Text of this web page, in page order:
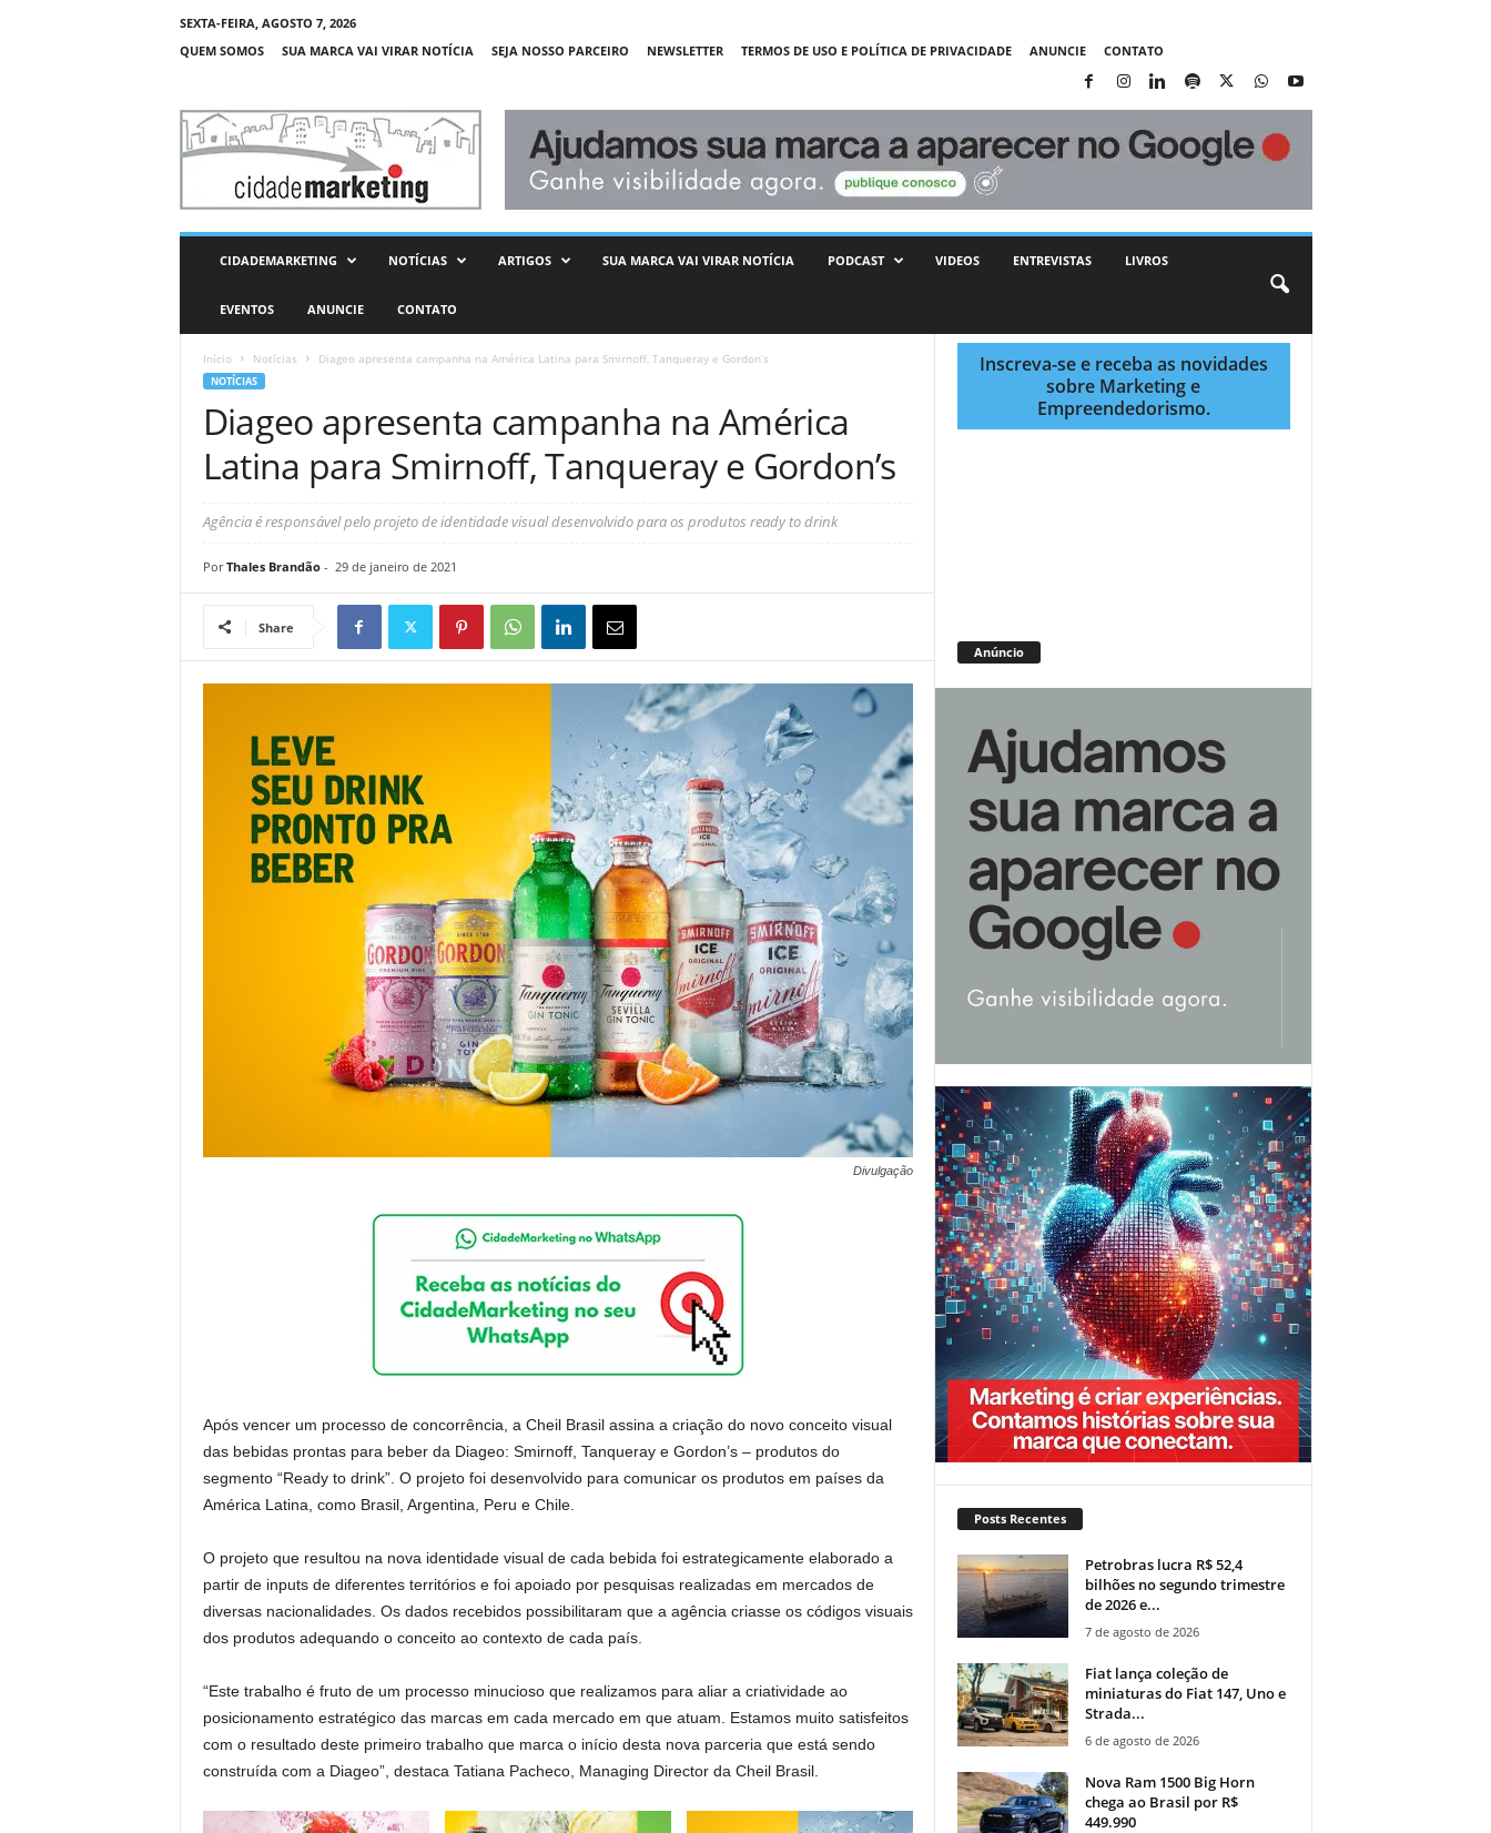
SEXTA-FEIRA, AGOSTO 7, 2026
QUEM SOMOS
SUA MARCA VAI VIRAR NOTÍCIA SEJA NOSSO PARCEIRO NEWSLETTER TERMOS DE USO E POLÍTICA DE PRIVACIDADE ANUNCIE CONTATO
C
d
CIDADEMARKETING NOTÍCIAS ARTIGOS SUA MARCA VAI VIRAR NOTÍCIA PODCAST VIDEOS ENTREVISTAS LIVROS
EVENTOS ANUNCIE CONTATO
Início Notícias Diageo apresenta campanha na América Latina para Smirnoff, Tanqueray e Gordon’s
NOTÍCIAS
Diageo apresenta campanha na América
Latina para Smirnoff, Tanqueray e Gordon’s
Agência é responsável pelo projeto de identidade visual desenvolvido para os produtos ready to drink
Por Thales Brandão- 29 de janeiro de 2021
Share
Divulgação
Após vencer um processo de concorrência, a Cheil Brasil assina a criação do novo conceito visual
das bebidas prontas para beber da Diageo: Smirnoff, Tanqueray e Gordon’s – produtos do
segmento “Ready to drink”. O projeto foi desenvolvido para comunicar os produtos em países da
América Latina, como Brasil, Argentina, Peru e Chile.
O projeto que resultou na nova identidade visual de cada bebida foi estrategicamente elaborado a
partir de inputs de diferentes territórios e foi apoiado por pesquisas realizadas em mercados de
diversas nacionalidades. Os dados recebidos possibilitaram que a agência criasse os códigos visuais
dos produtos adequando o conceito ao contexto de cada país.
“Este trabalho é fruto de um processo minucioso que realizamos para aliar a criatividade ao
posicionamento estratégico das marcas em cada mercado em que atuam. Estamos muito satisfeitos
com o resultado deste primeiro trabalho que marca o início desta nova parceria que está sendo
construída com a Diageo”, destaca Tatiana Pacheco, Managing Director da Cheil Brasil.
Inscreva-se e receba as novidades
sobre Marketing e
Empreendedorismo.
Anúncio
Posts Recentes
Petrobras lucra R$ 52,4
bilhões no segundo trimestre
de 2026 e...
7 de agosto de 2026
Fiat lança coleção de
miniaturas do Fiat 147, Uno e
Strada...
6 de agosto de 2026
Nova Ram 1500 Big Horn
chega ao Brasil por R$
449.990